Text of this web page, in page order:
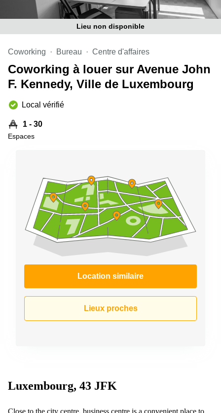
Centres
Esch-
Centres
d’affaires
Sandweiler
Lieu non disponible
Coworking Bureau Centre d'affaires
Coworking à louer sur Avenue John
F. Kennedy, Ville de Luxembourg
Local vérifié
1 - 30
Espaces
Location similaire
Lieux proches
Luxembourg, 43 JFK
Close to the city centre, business centre is a convenient place to